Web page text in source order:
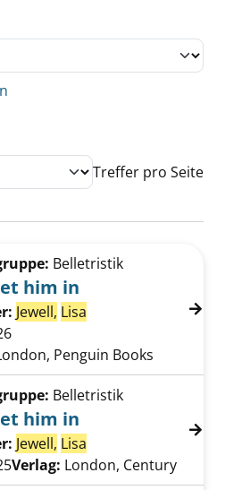
Treffer pro Seite
von Don't let him in
Belletristik
him in
Jewell, Lisa Suche nach
Penguin Books
von Don't let him in
Belletristik
him in
Jewell, Lisa
Verlag: London, Century